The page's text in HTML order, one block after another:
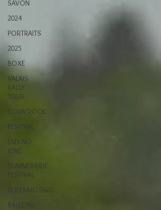
SAVON
2024
PORTRAITS
2025
BOXE
VALAIS
RALLY
TOUR
CORN'ROCK
FESTIVAL
EMY NO
JOKE
SUMMERSIDE
FESTIVAL
SUPERMOTARD
BALLONS